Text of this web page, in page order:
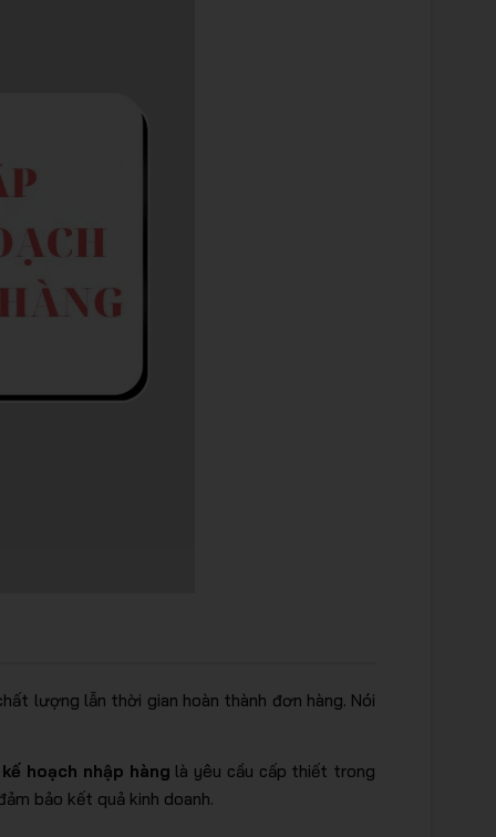
lượng lẫn thời gian hoàn thành đơn hàng. Nói
hoạch nhập hàng là yêu cầu cấp thiết trong
bảo kết quả kinh doanh.